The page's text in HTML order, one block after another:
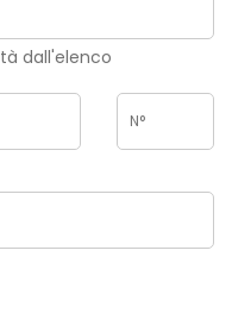
dall'elenco